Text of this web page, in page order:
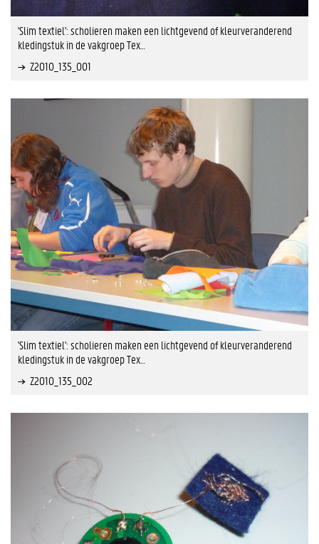
'Slim textiel': scholieren maken een lichtgevend of kleurveranderend
kledingstuk in de vakgroep Tex…
Z2010_135_001
'Slim textiel': scholieren maken een lichtgevend of kleurveranderend
kledingstuk in de vakgroep Tex…
Z2010_135_002